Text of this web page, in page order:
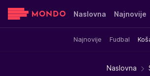
Naslovna Najnovije
Najnovije Fudbal
Sensa Stvar ukusa
Naslovna